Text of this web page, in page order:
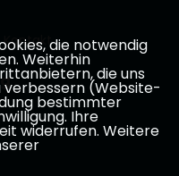
Kontaktdie notwendig
Weiterhin
die uns
verbessern (Website-
bestimmter
Ihre
widerrufen. Weitere